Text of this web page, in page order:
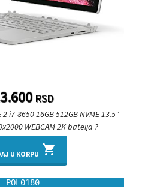
RSD
2 i7-8650 16GB 512GB NVME 13.5"
WEBCAM 2K bateija ?
U KORPU shopping_cart
POL0180